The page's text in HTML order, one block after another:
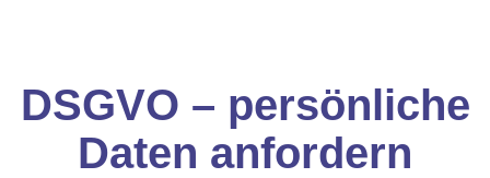
DSGVO – persönliche
Daten anfordern